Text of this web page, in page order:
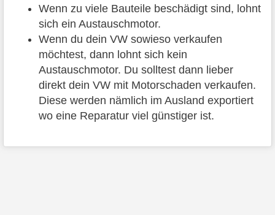
Wenn zu viele Bauteile beschädigt sind, lohnt
sich ein Austauschmotor.
Wenn du dein VW sowieso verkaufen
möchtest, dann lohnt sich kein
Austauschmotor. Du solltest dann lieber
direkt dein VW mit Motorschaden verkaufen.
Diese werden nämlich im Ausland exportiert
wo eine Reparatur viel günstiger ist.